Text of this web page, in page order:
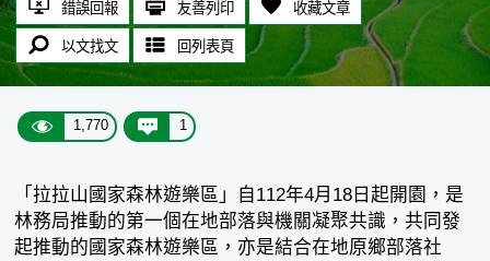
錯誤回報 友善列印 收藏文章
以文找文 回列表頁
1,770 1
「拉拉山國家森林遊樂區」自112年4月18日起開園，是
林務局推動的第一個在地部落與機關凝聚共識，共同發
起推動的國家森林遊樂區，亦是結合在地原鄉部落社